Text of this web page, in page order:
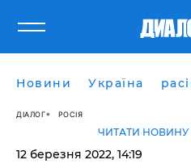
Новини Україна
ДІАЛОГ РОСІЯ
ЧИТАТИ
12 березня 2022, 14:19